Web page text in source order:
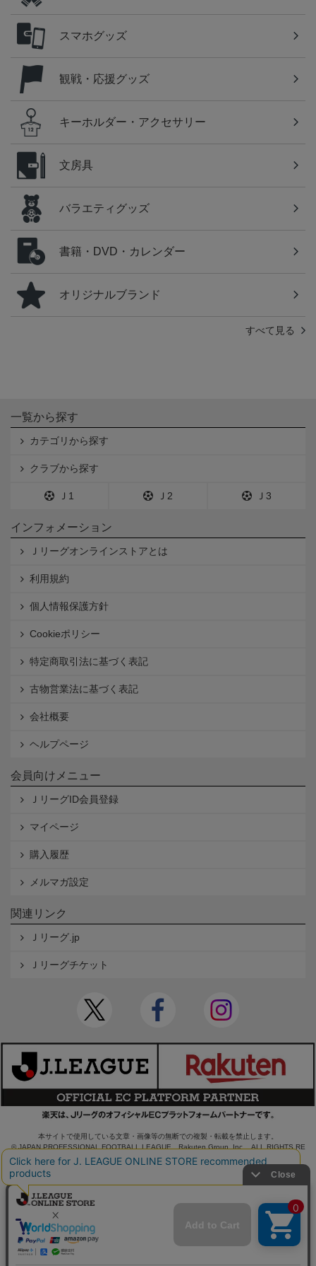
スマホグッズ
観戦・応援グッズ
キーホルダー・アクセサリー
文房具
バラエティグッズ
書籍・DVD・カレンダー
オリジナルブランド
すべて見る
一覧から探す
カテゴリから探す
クラブから探す
Ｊ1 Ｊ2 Ｊ3
インフォメーション
Ｊリーグオンラインストアとは
利用規約
個人情報保護方針
Cookieポリシー
特定商取引法に基づく表記
古物営業法に基づく表記
会社概要
ヘルプページ
会員向けメニュー
ＪリーグID会員登録
マイページ
購入履歴
メルマガ設定
関連リンク
Ｊリーグ.jp
Ｊリーグチケット
本サイトで使用している文章・画像等の無断での複製・転載を禁止します。
© JAPAN PROFESSIONAL FOOTBALL LEAGUE Rakuten Group, Inc. ALL RIGHTS RE
SERVED.